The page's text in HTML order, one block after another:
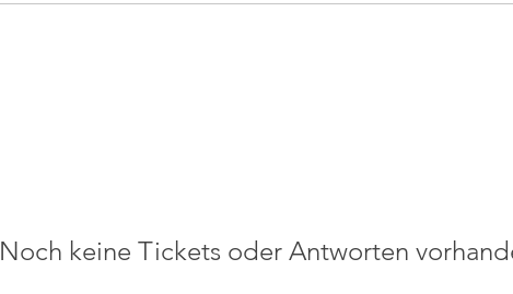
Noch keine Tickets oder Antworten